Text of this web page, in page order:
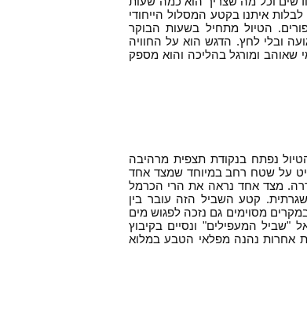
לבלות איתנו בקטע המסלול הייחודי
הטיול מתחיל בשעות הבוקר
ובלי לחץ. הדגש הוא על החוויה
ומורגל בהליכה והוא מספק
נפתח בנקודת תצפית מרהיבה
על שטח רחב במיוחד שמצד אחד
מצד אחד נראה את הרי הכרמל
קטע השביל הזה עובר בין
מסוימים גם נזכה לפגוש מים
"שביל המעפילים" ונסיים בקיבוץ
אחרות נהנה מפלאי הטבע במלוא